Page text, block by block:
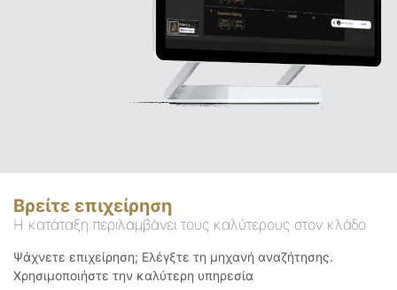
Βρείτε επιχείρηση
Η κατάταξη περιλαμβάνει τους καλύτερους στον κλάδο
Ψάχνετε επιχείρηση; Ελέγξτε τη μηχανή αναζήτησης.
Χρησιμοποιήστε την καλύτερη υπηρεσία